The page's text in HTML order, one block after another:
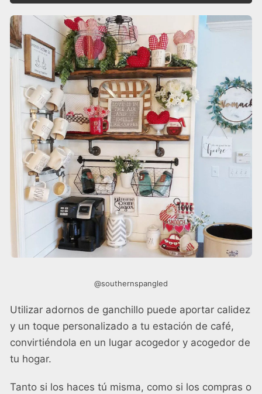
@southernspangled
Utilizar adornos de ganchillo puede aportar calidez
y un toque personalizado a tu estación de café,
convirtiéndola en un lugar acogedor y acogedor de
tu hogar.
Tanto si los haces tú misma, como si los compras o